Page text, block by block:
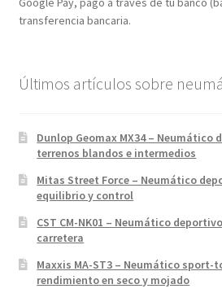
transferencia bancaria.
Últimos artículos sobre
Dunlop Geomax MX34 – Neumático
terrenos blandos e intermedios
Mitas Street Force – Neumático
equilibrio y control
CST CM-NK01 – Neumático
carretera
Maxxis MA-ST3 – Neumático sport-
rendimiento en seco y mojado